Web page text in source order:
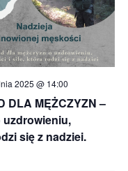
DLA MĘŻCZYZN –
uzdrowieniu,
się z nadziei.
2025 @ 14:00